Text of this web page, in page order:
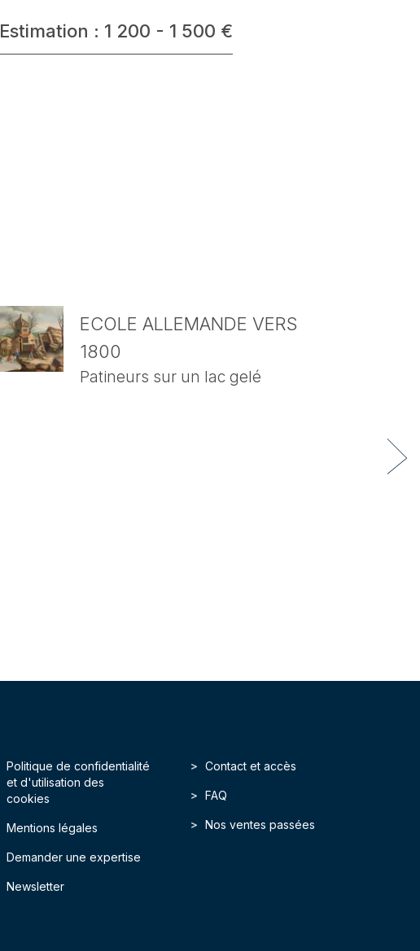
Estimation : 1 200 - 1 500 €
ECOLE ALLEMANDE VERS
1800
Patineurs sur un lac gelé
Politique de confidentialité
et d'utilisation des
cookies
Mentions légales
Demander une expertise
Newsletter
Contact et accès
FAQ
Nos ventes passées